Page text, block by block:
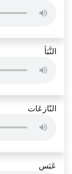
النَّبَأ
النّازعَات
عَبَس